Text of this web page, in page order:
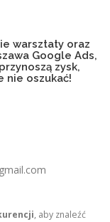
warsztaty oraz
Google Ads,
zysk,
nie oszukać!
, aby znaleźć